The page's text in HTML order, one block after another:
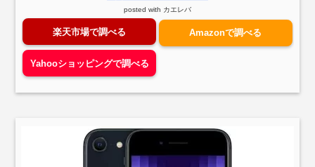
posted with カエレバ
楽天市場で調べる Amazonで調べる
Yahooショッピングで調べる